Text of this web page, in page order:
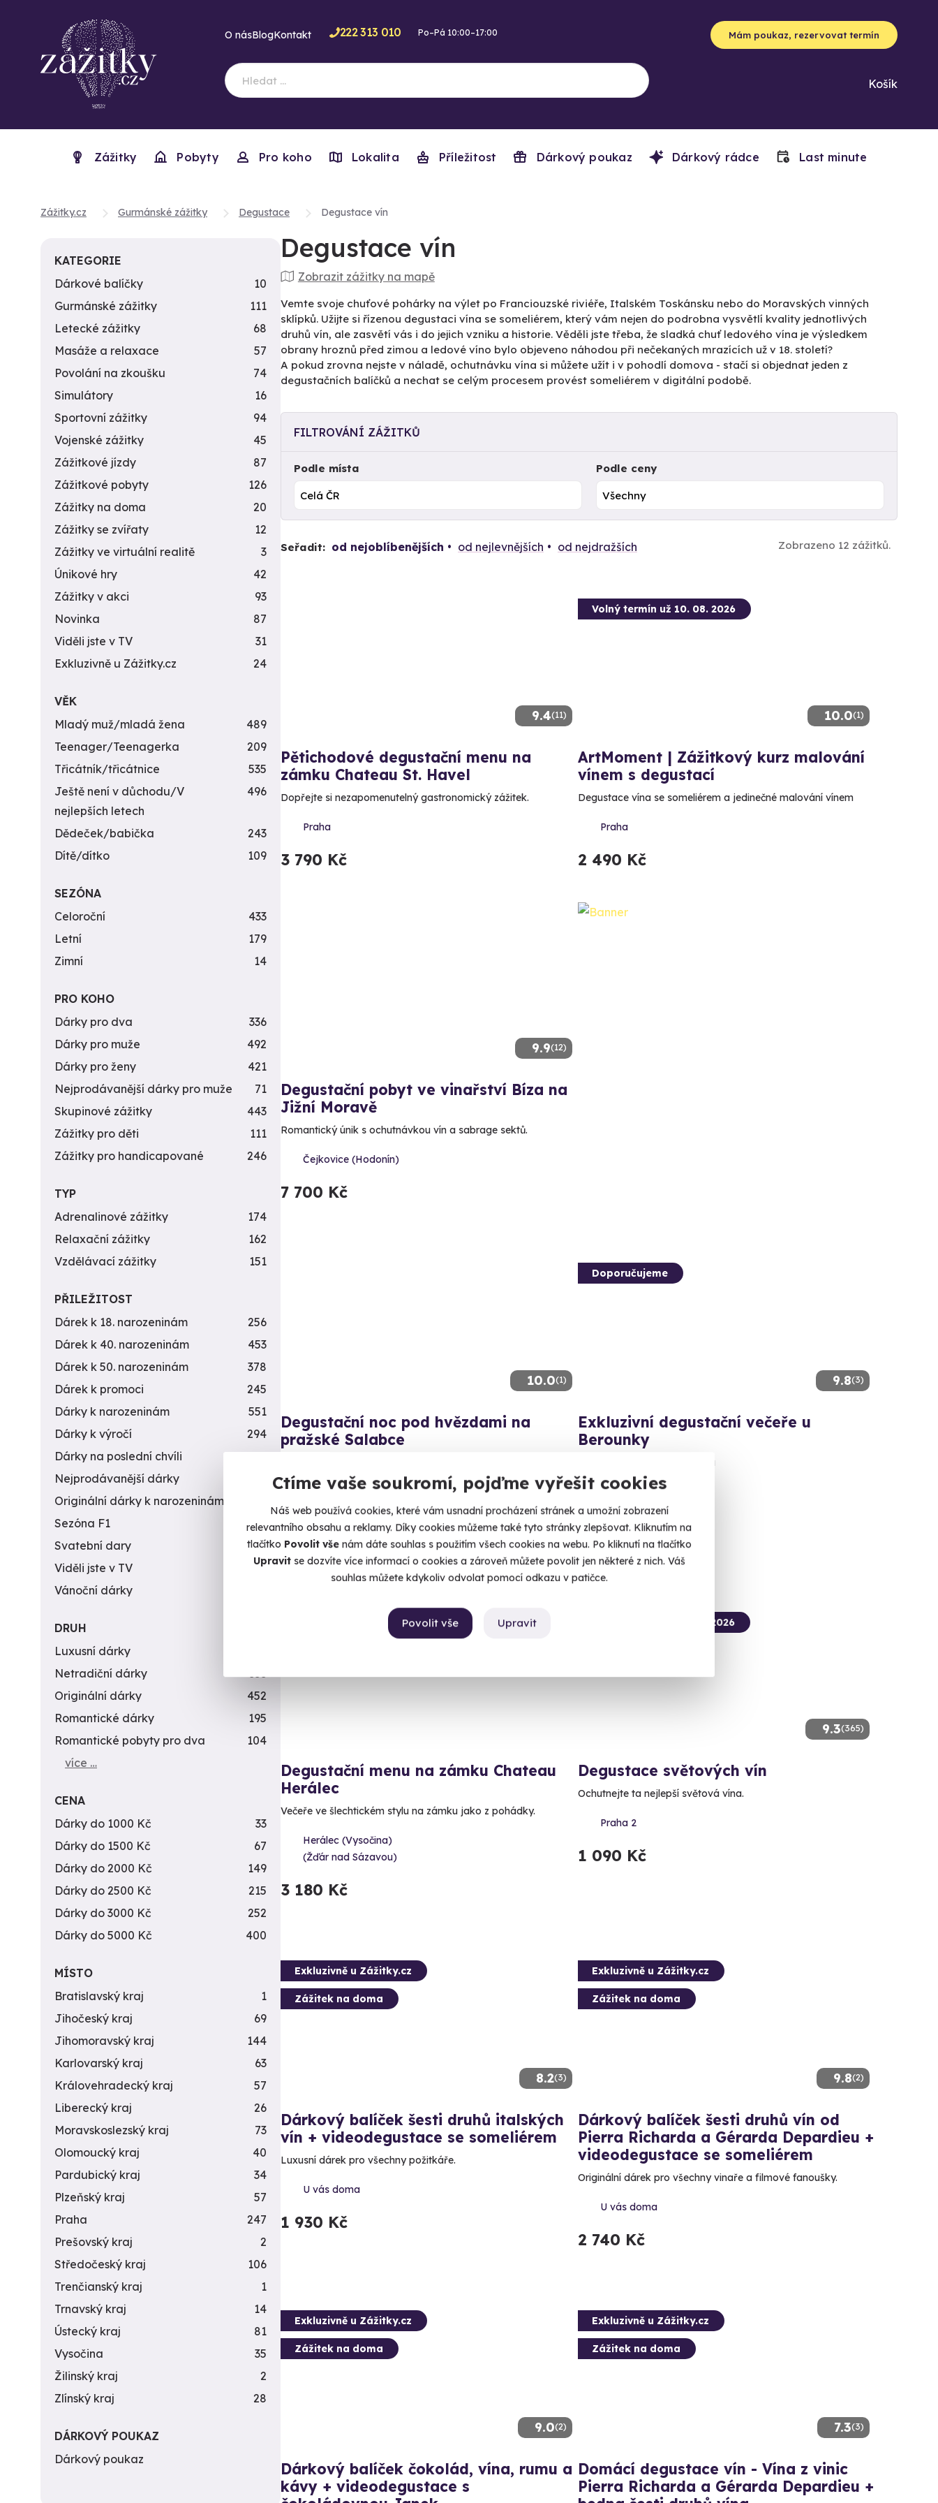
Ctíme vaše soukromí, pojďme vyřešit cookies
Náš web používá cookies, které vám usnadní procházení stránek a umožní zobrazení
relevantního obsahu a reklamy. Díky cookies můžeme také tyto stránky zlepšovat. Kliknutím na
tlačítko Povolit vše nám dáte souhlas s použitím všech cookies na webu. Po kliknutí na tlačítko
Upravitse dozvíte více informací o cookies a zároveň můžete povolit jen některé z nich. Váš
souhlas můžete kdykoliv odvolat pomocí odkazu v patičce.
Upravit
Povolit vše
O násBlogKontakt 222 313 010 Po–Pá 10:00–17:00 Mám poukaz, rezervovat termín
Košík
Zážitky Pobyty Pro koho Lokalita Příležitost Dárkový poukaz Dárkový rádce Last minute
Zážitky.cz Gurmánské zážitky Degustace Degustace vín
Degustace vín
Zobrazit zážitky na mapě
Vemte svoje chuťové pohárky na výlet po Franciouzské riviéře, Italském Toskánsku nebo do Moravských vinných
sklípků. Užijte si řízenou degustaci vína se someliérem, který vám nejen do podrobna vysvětlí kvality jednotlivých
druhů vín, ale zasvětí vás i do jejich vzniku a historie. Věděli jste třeba, že sladká chuť ledového vína je výsledkem
obrany hroznů před zimou a ledové víno bylo objeveno náhodou při nečekaných mrazících už v 18. století?
A pokud zrovna nejste v náladě, ochutnávku vína si můžete užít i v pohodlí domova - stačí si objednat jeden z
degustačních balíčků a nechat se celým procesem provést someliérem v digitální podobě.
FILTROVÁNÍ ZÁŽITKŮ
Podle místa Podle ceny
Seřadit: od nejoblíbenějších od nejlevnějších od nejdražších Zobrazeno 12 zážitků.
9.4(11)
Pětichodové degustační menu na
zámku Chateau St. Havel
Dopřejte si nezapomenutelný gastronomický zážitek.
Praha
3 790 Kč
10.0(1)
Volný termín už 10. 08. 2026
ArtMoment | Zážitkový kurz malování
vínem s degustací
Degustace vína se someliérem a jedinečné malování vínem
Praha
2 490 Kč
9.9(12)
Degustační pobyt ve vinařství Bíza na
Jižní Moravě
Romantický únik s ochutnávkou vín a sabrage sektů.
Čejkovice (Hodonín)
7 700 Kč
10.0(1)
Degustační noc pod hvězdami na
pražské Salabce
Praha 7 - Troja
16 970 Kč
9.8(3)
Doporučujeme
Exkluzivní degustační večeře u
Berounky
Jedinečné čtyřchodové menu
Dobřichovice (ne-st)
(Plzeň-západ)
3 199 Kč
Degustační menu na zámku Chateau
Herálec
Večeře ve šlechtickém stylu na zámku jako z pohádky.
Herálec (Vysočina)
(Žďár nad Sázavou)
3 180 Kč
9.3(365)
Volný termín už 07. 09. 2026
Degustace světových vín
Ochutnejte ta nejlepší světová vína.
Praha 2
1 090 Kč
8.2(3)
Exkluzivně u Zážitky.cz
Zážitek na doma
Dárkový balíček šesti druhů italských
vín + videodegustace se someliérem
Luxusní dárek pro všechny požitkáře.
U vás doma
1 930 Kč
9.8(2)
Exkluzivně u Zážitky.cz
Zážitek na doma
Dárkový balíček šesti druhů vín od
Pierra Richarda a Gérarda Depardieu +
videodegustace se someliérem
Originální dárek pro všechny vinaře a filmové fanoušky.
U vás doma
2 740 Kč
9.0(2)
Exkluzivně u Zážitky.cz
Zážitek na doma
Dárkový balíček čokolád, vína, rumu a
kávy + videodegustace s
7.3(3)
Exkluzivně u Zážitky.cz
Zážitek na doma
Domácí degustace vín - Vína z vinic
Pierra Richarda a Gérarda Depardieu +
KATEGORIE
Dárkové balíčky
10
Gurmánské zážitky
111
Letecké zážitky
68
Masáže a relaxace
57
Povolání na zkoušku
74
Simulátory
16
Sportovní zážitky
94
Vojenské zážitky
45
Zážitkové jízdy
87
Zážitkové pobyty
126
Zážitky na doma
20
Zážitky se zvířaty
12
Zážitky ve virtuální realitě
3
Únikové hry
42
Zážitky v akci
93
Novinka
87
Viděli jste v TV
31
Exkluzivně u Zážitky.cz
24
VĚK
Mladý muž/mladá žena
489
Teenager/Teenagerka
209
Třicátník/třicátnice
535
Ještě není v důchodu/V
nejlepších letech
496
Dědeček/babička
243
Dítě/dítko
109
SEZÓNA
Celoroční
433
Letní
179
Zimní
14
PRO KOHO
Dárky pro dva
336
Dárky pro muže
492
Dárky pro ženy
421
Nejprodávanější dárky pro muže
71
Skupinové zážitky
443
Zážitky pro děti
111
Zážitky pro handicapované
246
TYP
Adrenalinové zážitky
174
Relaxační zážitky
162
Vzdělávací zážitky
151
PŘILEŽITOST
Dárek k 18. narozeninám
256
Dárek k 40. narozeninám
453
Dárek k 50. narozeninám
378
Dárek k promoci
245
Dárky k narozeninám
551
Dárky k výročí
294
Dárky na poslední chvíli
450
Nejprodávanější dárky
Originální dárky k narozeninám
Sezóna F1
4
Svatební dary
196
Viděli jste v TV
31
Vánoční dárky
DRUH
Luxusní dárky
Netradiční dárky
353
Originální dárky
452
Romantické dárky
195
Romantické pobyty pro dva
104
více …
CENA
Dárky do 1000 Kč
33
Dárky do 1500 Kč
67
Dárky do 2000 Kč
149
Dárky do 2500 Kč
215
Dárky do 3000 Kč
252
Dárky do 5000 Kč
400
MÍSTO
Bratislavský kraj
1
Jihočeský kraj
69
Jihomoravský kraj
144
Karlovarský kraj
63
Královehradecký kraj
57
Liberecký kraj
26
Moravskoslezský kraj
73
Olomoucký kraj
40
Pardubický kraj
34
Plzeňský kraj
57
Praha
247
Prešovský kraj
2
Středočeský kraj
106
Trenčianský kraj
1
Trnavský kraj
14
Ústecký kraj
81
Vysočina
35
Žilinský kraj
2
Zlínský kraj
28
DÁRKOVÝ POUKAZ
Dárkový poukaz